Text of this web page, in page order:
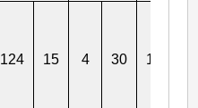
124 15 4 30 123